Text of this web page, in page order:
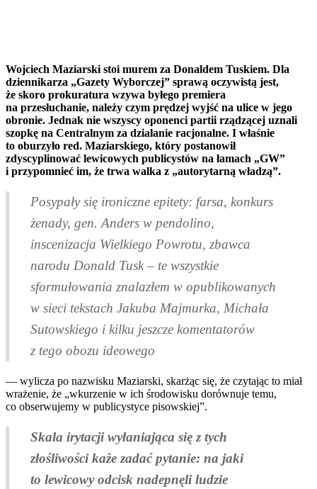
Wojciech Maziarski stoi murem za Donaldem Tuskiem. Dla
dziennikarza „Gazety Wyborczej” sprawą oczywistą jest,
że skoro prokuratura wzywa byłego premiera
na przesłuchanie, należy czym prędzej wyjść na ulice w jego
obronie. Jednak nie wszyscy oponenci partii rządzącej uznali
szopkę na Centralnym za działanie racjonalne. I właśnie
to oburzyło red. Maziarskiego, który postanowił
zdyscyplinować lewicowych publicystów na łamach „GW”
i przypomnieć im, że trwa walka z „autorytarną władzą”.
Posypały się ironiczne epitety: farsa, konkurs
żenady, gen. Anders w pendolino,
inscenizacja Wielkiego Powrotu, zbawca
narodu Donald Tusk – te wszystkie
sformułowania znalazłem w opublikowanych
w sieci tekstach Jakuba Majmurka, Michała
Sutowskiego i kilku jeszcze komentatorów
z tego obozu ideowego
— wylicza po nazwisku Maziarski, skarżąc się, że czytając to miał
wrażenie, że „wkurzenie w ich środowisku dorównuje temu,
co obserwujemy w publicystyce pisowskiej”.
Skala irytacji wyłaniająca się z tych
złośliwości każe zadać pytanie: na jaki
to lewicowy odcisk nadepnęli ludzie